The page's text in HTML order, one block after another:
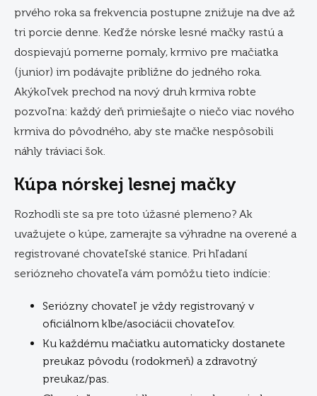
prvého roka sa frekvencia postupne znižuje na dve až
tri porcie denne. Keďže nórske lesné mačky rastú a
dospievajú pomerne pomaly, krmivo pre mačiatka
(junior) im podávajte približne do jedného roka.
Akýkoľvek prechod na nový druh krmiva robte
pozvoľna: každý deň primiešajte o niečo viac nového
krmiva do pôvodného, aby ste mačke nespôsobili
náhly tráviaci šok.
Kúpa nórskej lesnej mačky
Rozhodli ste sa pre toto úžasné plemeno? Ak
uvažujete o kúpe, zamerajte sa výhradne na overené a
registrované chovateľské stanice. Pri hľadaní
seriózneho chovateľa vám pomôžu tieto indície:
Seriózny chovateľ je vždy registrovaný v
oficiálnom klbe/asociácii chovateľov.
Ku každému mačiatku automaticky dostanete
preukaz pôvodu (rodokmeň) a zdravotný
preukaz/pas.